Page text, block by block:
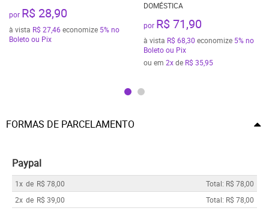
por R$ 28,90
à vista R$ 27,46 economize 5%no
Boleto ou Pix
DOMÉSTICA
por R$ 71,90
à vista R$ 68,30 economize 5%no
Boleto ou Pix
ou em 2xde R$ 35,95
FORMAS DE PARCELAMENTO
Paypal
1x de R$ 78,00
Total: R$ 78,00
2x de R$ 39,00 Total: R$ 78,00